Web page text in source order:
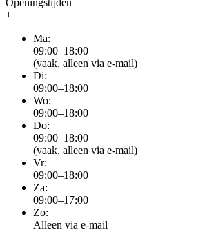
Openingstijden
+
Ma:
09:00–18:00
(vaak, alleen via e-mail)
Di:
09:00–18:00
Wo:
09:00–18:00
Do:
09:00–18:00
(vaak, alleen via e-mail)
Vr:
09:00–18:00
Za:
09:00–17:00
Zo:
Alleen via e-mail